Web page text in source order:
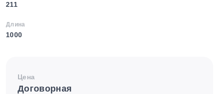
211
Длина
1000
Цена
Договорная